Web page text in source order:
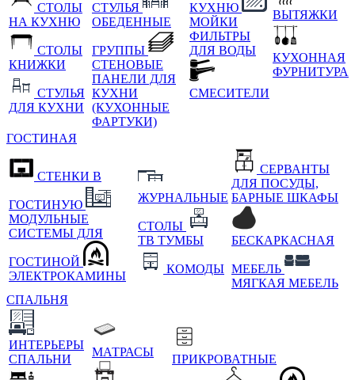
СТОЛЫ
НА КУХНЮ
СТОЛЫ
КНИЖКИ
СТУЛЬЯ
ДЛЯ КУХНИ
СТУЛЬЯ
ОБЕДЕННЫЕ
ГРУППЫ
СТЕНОВЫЕ
ПАНЕЛИ ДЛЯ
КУХНИ
(КУХОННЫЕ
ФАРТУКИ)
КУХНЮ
МОЙКИ
ФИЛЬТРЫ
ДЛЯ ВОДЫ
СМЕСИТЕЛИ
ВЫТЯЖКИ
КУХОННАЯ
ФУРНИТУРА
ГОСТИНАЯ
СТЕНКИ В
ГОСТИНУЮ
МОДУЛЬНЫЕ
СИСТЕМЫ ДЛЯ
ГОСТИНОЙ
ЭЛЕКТРОКАМИНЫ
ЖУРНАЛЬНЫЕ
СТОЛЫ
ТВ ТУМБЫ
КОМОДЫ
СЕРВАНТЫ
ДЛЯ ПОСУДЫ,
БАРНЫЕ ШКАФЫ
БЕСКАРКАСНАЯ
МЕБЕЛЬ
МЯГКАЯ МЕБЕЛЬ
СПАЛЬНЯ
ИНТЕРЬЕРЫ
СПАЛЬНИ
МАТРАСЫ
ПРИКРОВАТНЫЕ